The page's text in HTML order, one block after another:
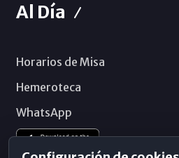
Al Día
Horarios de Misa
Hemeroteca
WhatsApp